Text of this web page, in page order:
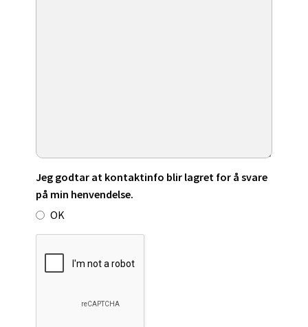
Jeg godtar at kontaktinfo blir lagret for å svare
på min henvendelse.
OK